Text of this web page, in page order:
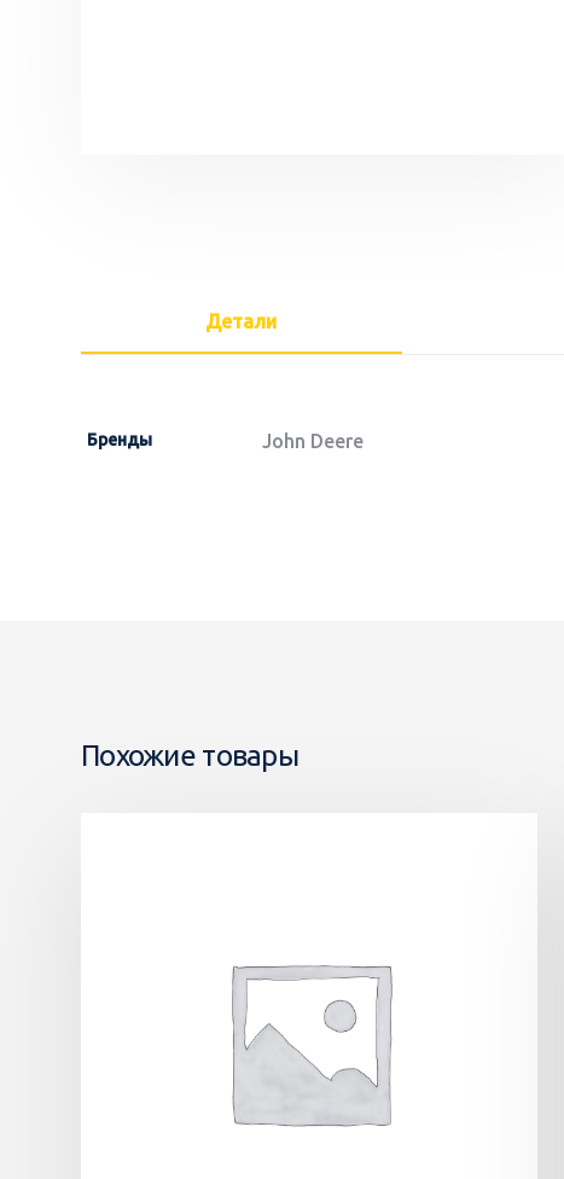
Детали
Бренды John Deere
Похожие товары